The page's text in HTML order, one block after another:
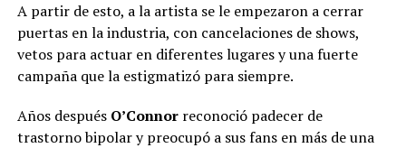
A partir de esto, a la artista se le empezaron a cerrar
puertas en la industria, con cancelaciones de shows,
vetos para actuar en diferentes lugares y una fuerte
campaña que la estigmatizó para siempre.
Años después O’Connor reconoció padecer de
trastorno bipolar y preocupó a sus fans en más de una